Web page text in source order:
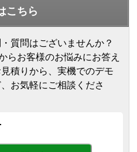
こちら
質問はございませんか？
らお客様のお悩みにお答え
積りから、実機でのデモ
お気軽にご相談くださ